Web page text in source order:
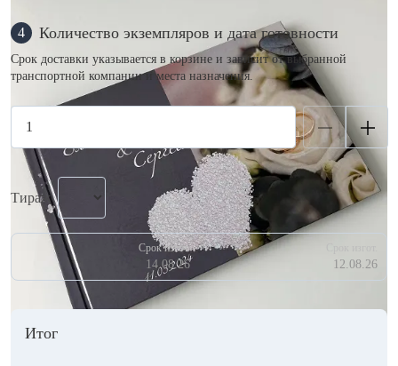
4 Количество экземпляров и дата готовности
Срок доставки указывается в корзине и зависит от выбранной
транспортной компании и места назначения.
Тираж
Срок изгот.
14.08.26 12.08.26
Итог